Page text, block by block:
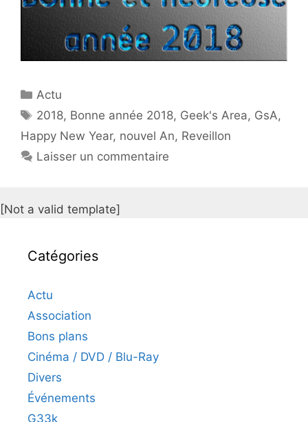
Catégories
Actu
Étiquettes
2018, Bonne année 2018, Geek's Area, GsA,
Happy New Year, nouvel An, Reveillon
Laisser un commentaire
[Not a valid template]
Catégories
Actu
Association
Bons plans
Cinéma / DVD / Blu-Ray
Divers
Événements
G33k